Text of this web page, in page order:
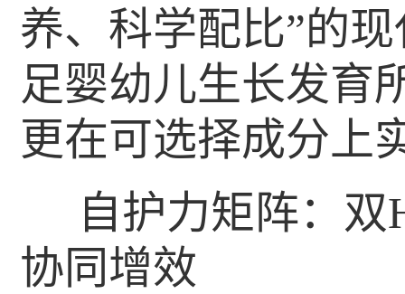
养、科学配比”的
足婴幼儿生长发育
更在可选择成分上
自护力矩阵：
协同增效